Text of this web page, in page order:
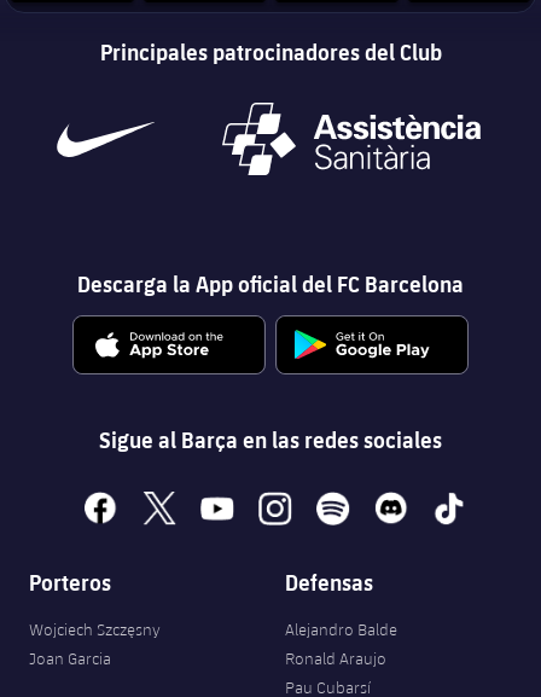
Principales patrocinadores del Club
Descarga la App oficial del FC Barcelona
Sigue al Barça en las redes sociales
facebook
x youtubeinstagramspotify discord tiktok
Porteros
Wojciech Szczęsny
Joan Garcia
Defensas
Alejandro Balde
Ronald Araujo
Pau Cubarsí